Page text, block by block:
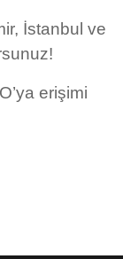
İstanbul ve
erişimi